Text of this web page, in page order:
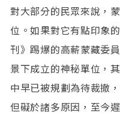
對大部分的民眾來說，
位。如果對它有點印象
刊》踢爆的高薪蒙藏委
景下成立的神秘單位，
中早已被規劃為待裁撤
但礙於諸多原因，至今